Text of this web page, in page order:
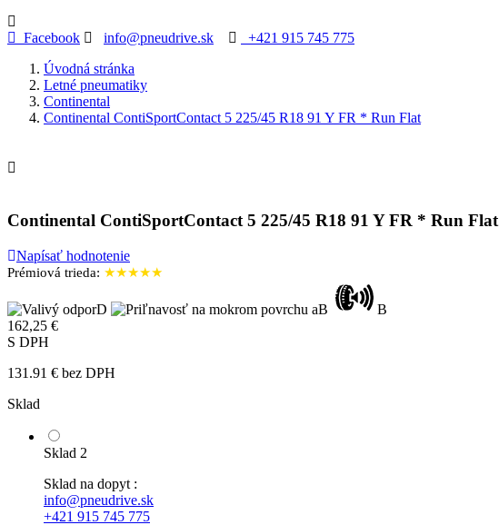
Facebook info@pneudrive.sk
+421 915 745 775
Úvodná stránka
Letné pneumatiky
Continental
Continental ContiSportContact 5 225/45 R18 91 Y FR * Run Flat

Continental ContiSportContact 5 225/45 R18 91 Y FR * Run Flat
Napísať hodnotenie
Prémiová trieda: ★★★★★
D B
B
162,25 €
S DPH
131.91 € bez DPH
Sklad
Sklad 2
Sklad na dopyt :
info@pneudrive.sk
+421 915 745 775